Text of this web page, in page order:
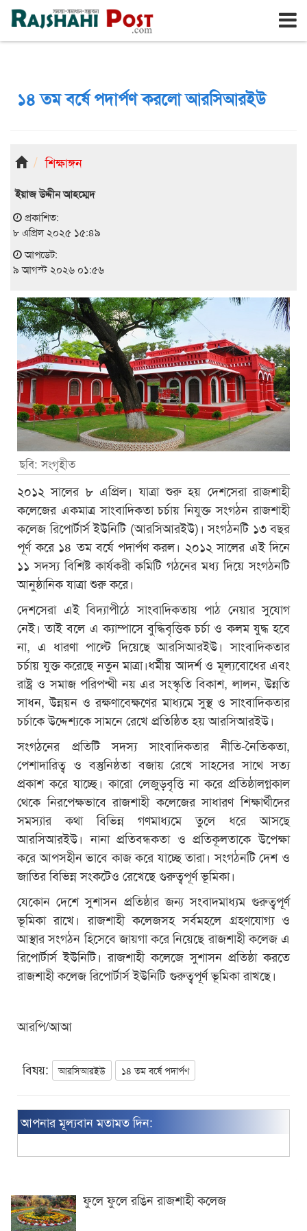
রাজশাহী রবিবার, ৯ই আগস্ট ২০২৬, ২৫শে শ্রাবণ ১৪৩৩
১৪ তম বর্ষে পদার্পণ করলো আরসিআরইউ
শিক্ষাঙ্গন
ইয়াজ উদ্দীন আহম্মেদ
প্রকাশিত:
৮ এপ্রিল ২০২৫ ১৫:৪৯
আপডেট:
৯ আগস্ট ২০২৬ ০১:৫৬
ছবি: সংগৃহীত
২০১২ সালের ৮ এপ্রিল। যাত্রা শুরু হয় দেশসেরা রাজশাহী
কলেজের একমাত্র সাংবাদিকতা চর্চায় নিযুক্ত সংগঠন রাজশাহী
কলেজ রিপোর্টার্স ইউনিটি (আরসিআরইউ)। সংগঠনটি ১৩ বছর
পূর্ণ করে ১৪ তম বর্ষে পদার্পণ করল। ২০১২ সালের এই দিনে
১১ সদস্য বিশিষ্ট কার্যকরী কমিটি গঠনের মধ্য দিয়ে সংগঠনটি
আনুষ্ঠানিক যাত্রা শুরু করে।
দেশসেরা এই বিদ্যাপীঠে সাংবাদিকতায় পাঠ নেয়ার সুযোগ
নেই। তাই বলে এ ক্যাম্পাসে বুদ্ধিবৃত্তিক চর্চা ও কলম যুদ্ধ হবে
না, এ ধারণা পাল্টে দিয়েছে আরসিআরইউ। সাংবাদিকতার
চর্চায় যুক্ত করেছে নতুন মাত্রা।ধর্মীয় আদর্শ ও মূল্যবোধের এবং
রাষ্ট্র ও সমাজ পরিপন্থী নয় এর সংস্কৃতি বিকাশ, লালন, উন্নতি
সাধন, উন্নয়ন ও রক্ষণাবেক্ষণের মাধ্যমে সুস্থ ও সাংবাদিকতার
চর্চাকে উদ্দেশ্যকে সামনে রেখে প্রতিষ্ঠিত হয় আরসিআরইউ।
সংগঠনের প্রতিটি সদস্য সাংবাদিকতার নীতি-নৈতিকতা,
পেশাদারিত্ব ও বস্তুনিষ্ঠতা বজায় রেখে সাহসের সাথে সত্য
প্রকাশ করে যাচ্ছে। কারো লেজুড়বৃত্তি না করে প্রতিষ্ঠালগ্নকাল
থেকে নিরপেক্ষভাবে রাজশাহী কলেজের সাধারণ শিক্ষার্থীদের
সমস্যার কথা বিভিন্ন গণমাধ্যমে তুলে ধরে আসছে
আরসিআরইউ। নানা প্রতিবন্ধকতা ও প্রতিকূলতাকে উপেক্ষা
করে আপসহীন ভাবে কাজ করে যাচ্ছে তারা। সংগঠনটি দেশ ও
জাতির বিভিন্ন সংকটেও রেখেছে গুরুত্বপূর্ণ ভূমিকা।
যেকোন দেশে সুশাসন প্রতিষ্ঠার জন্য সংবাদমাধ্যম গুরুত্বপূর্ণ
ভূমিকা রাখে। রাজশাহী কলেজসহ সর্বমহলে গ্রহণযোগ্য ও
আস্থার সংগঠন হিসেবে জায়গা করে নিয়েছে রাজশাহী কলেজ এ
রিপোর্টার্স ইউনিটি। রাজশাহী কলেজে সুশাসন প্রতিষ্ঠা করতে
রাজশাহী কলেজ রিপোর্টার্স ইউনিটি গুরুত্বপূর্ণ ভূমিকা রাখছে।
আরপি/আআ
বিষয়: আরসিআরইউ ১৪ তম বর্ষে পদার্পণ
আপনার মূল্যবান মতামত দিন:
ফুলে ফুলে রঙিন রাজশাহী কলেজ